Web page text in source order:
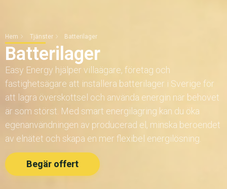
Hem Tjänster Batterilager
Batterilager
Easy Energy hjälper villaägare, företag och
fastighetsägare att installera batterilager i Sverige för
att lagra överskottsel och använda energin när behovet
är som störst. Med smart energilagring kan du öka
egenanvändningen av producerad el, minska beroendet
av elnätet och skapa en mer flexibel energilösning.
Begär offert